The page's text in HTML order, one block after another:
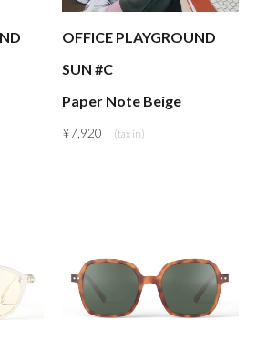
OFFICE PLAYGROUND
SUN #C
Paper Note Beige
¥7,920